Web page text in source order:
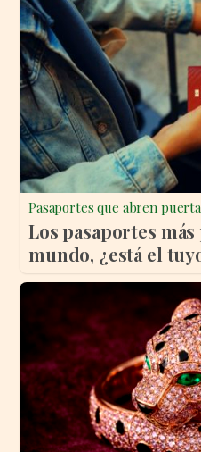
Pasaportes que abren
Los pasaportes
mundo, ¿está el